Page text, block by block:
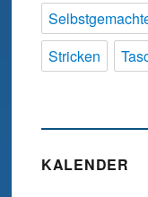
Stricken
KALENDER